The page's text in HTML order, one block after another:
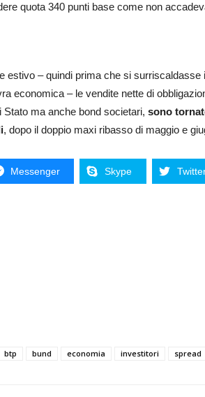
quota 340 punti base come non
estivo – quindi prima che si surriscaldasse
economica – le vendite nette di
ma anche bond societari, sono
, dopo il doppio maxi ribasso di maggio e
Messenger Skype
btp bund economia investitori spread